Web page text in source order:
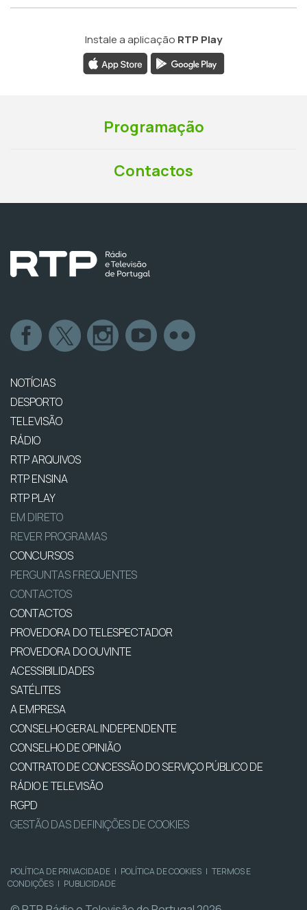
Instale a aplicação RTP Play
Programação
Contactos
NOTÍCIAS
DESPORTO
TELEVISÃO
RÁDIO
RTP ARQUIVOS
RTP ENSINA
RTP PLAY
EM DIRETO
REVER PROGRAMAS
CONCURSOS
PERGUNTAS FREQUENTES
CONTACTOS
CONTACTOS
PROVEDORA DO TELESPECTADOR
PROVEDORA DO OUVINTE
ACESSIBILIDADES
SATÉLITES
A EMPRESA
CONSELHO GERAL INDEPENDENTE
CONSELHO DE OPINIÃO
CONTRATO DE CONCESSÃO DO SERVIÇO PÚBLICO DE
RÁDIO E TELEVISÃO
RGPD
GESTÃO DAS DEFINIÇÕES DE COOKIES
POLÍTICA DE PRIVACIDADE | POLÍTICA DE COOKIES | TERMOS E
CONDIÇÕES | PUBLICIDADE